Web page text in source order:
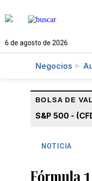
6 de agosto de 2026
Negocios
BOLSA DE
S&P 500 -
NOTICIA
Fórmula